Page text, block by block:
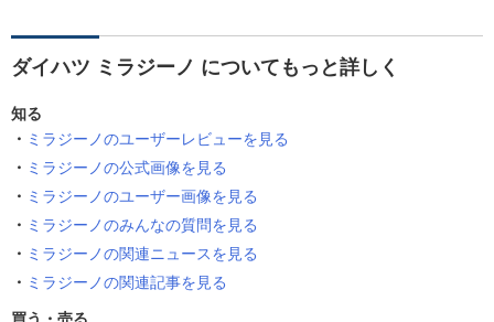
ダイハツ ミラジーノ についてもっと詳しく
知る
ミラジーノのユーザーレビューを見る
ミラジーノの公式画像を見る
ミラジーノのユーザー画像を見る
ミラジーノのみんなの質問を見る
ミラジーノの関連ニュースを見る
ミラジーノの関連記事を見る